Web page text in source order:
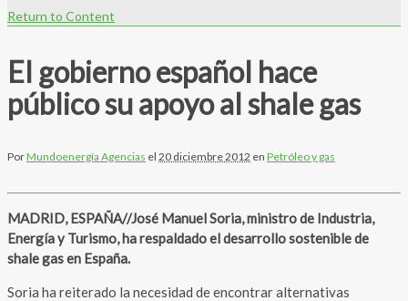
Return to Content
El gobierno español hace
público su apoyo al shale gas
PorMundoenergía Agencias el 20 diciembre 2012 en Petróleo y gas
MADRID, ESPAÑA//José Manuel Soria, ministro de Industria,
Energía y Turismo, ha respaldado el desarrollo sostenible de
shale gas en España.
Soria ha reiterado la necesidad de encontrar alternativas